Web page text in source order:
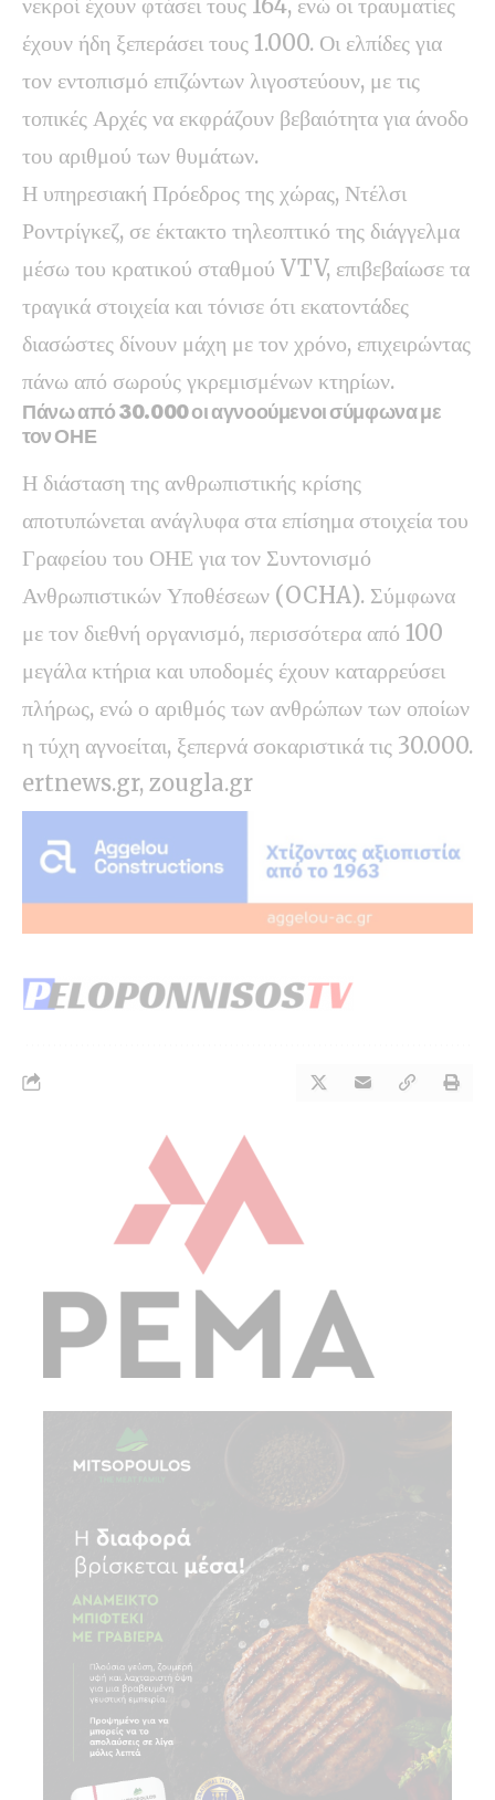
έχουν ήδη ξεπεράσει τους 1.000. Οι ελπίδες για
τον εντοπισμό επιζώντων λιγοστεύουν, με τις
τοπικές Αρχές να εκφράζουν βεβαιότητα για άνοδο
του αριθμού των θυμάτων.
Η υπηρεσιακή Πρόεδρος της χώρας, Ντέλσι
Ροντρίγκεζ, σε έκτακτο τηλεοπτικό της διάγγελμα
μέσω του κρατικού σταθμού VTV, επιβεβαίωσε τα
τραγικά στοιχεία και τόνισε ότι εκατοντάδες
διασώστες δίνουν μάχη με τον χρόνο, επιχειρώντας
πάνω από σωρούς γκρεμισμένων κτηρίων.
Πάνω από 30.000 οι αγνοούμενοι σύμφωνα με
τον ΟΗΕ
Η διάσταση της ανθρωπιστικής κρίσης
αποτυπώνεται ανάγλυφα στα επίσημα στοιχεία του
Γραφείου του ΟΗΕ για τον Συντονισμό
Ανθρωπιστικών Υποθέσεων (OCHA). Σύμφωνα
με τον διεθνή οργανισμό, περισσότερα από 100
μεγάλα κτήρια και υποδομές έχουν καταρρεύσει
πλήρως, ενώ ο αριθμός των ανθρώπων των οποίων
η τύχη αγνοείται, ξεπερνά σοκαριστικά τις 30.000.
ertnews.gr, zougla.gr